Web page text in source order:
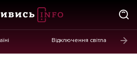
Відключення світла